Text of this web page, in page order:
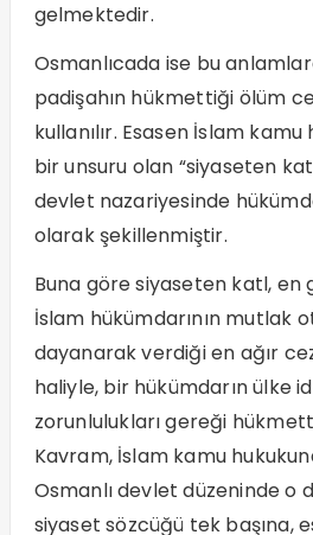
gelmektedir.
Osmanlıcada ise bu
padişahın hükmettiği ölüm
kullanılır. Esasen İslam
bir unsuru olan “siyaseten
devlet nazariyesinde
olarak şekillenmiştir.
Buna göre siyaseten katl, en
İslam hükümdarının mutlak
dayanarak verdiği en ağır
haliyle, bir hükümdarın ülke
zorunlulukları gereği
Kavram, İslam kamu
Osmanlı devlet düzeninde o
siyaset sözcüğü tek başına,